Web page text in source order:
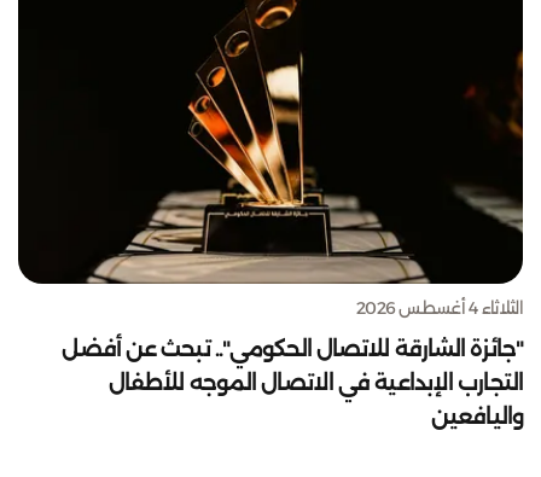
الثلاثاء 4 أغسطس 2026
"جائزة الشارقة للاتصال الحكومي".. تبحث عن أفضل
التجارب الإبداعية في الاتصال الموجه للأطفال
واليافعين